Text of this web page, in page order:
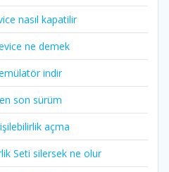
nasıl kapatilir
ne demek
indir
son sürüm
açma
Seti silersek ne olur